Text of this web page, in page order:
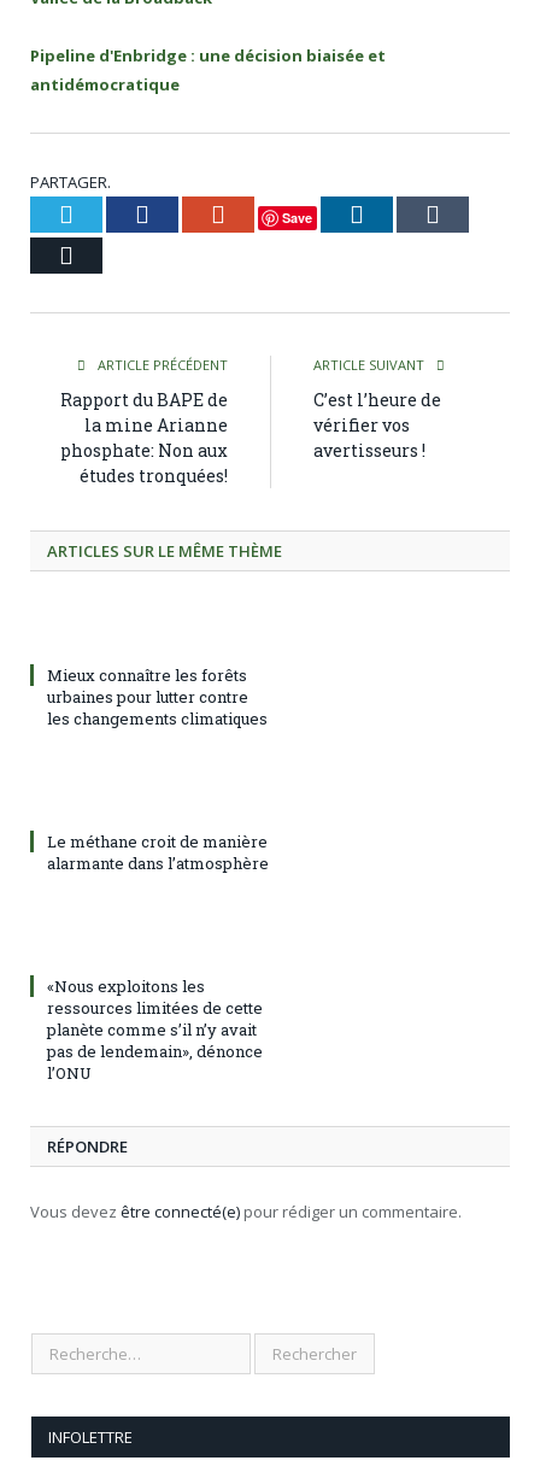
Pipeline d'Enbridge : une décision biaisée et
antidémocratique
PARTAGER.
Twitter Facebook Google+
Save LinkedIn
ARTICLE PRÉCÉDENT
Rapport du BAPE de
la mine Arianne
phosphate: Non aux
études tronquées!
ARTICLE SUIVANT
C’est l’heure de
vérifier vos
avertisseurs !
ARTICLES SUR LE MÊME THÈME
Mieux connaître les forêts
urbaines pour lutter contre
les changements climatiques
Le méthane croit de manière
alarmante dans l’atmosphère
«Nous exploitons les
ressources limitées de cette
planète comme s’il n’y avait
pas de lendemain», dénonce
l’ONU
RÉPONDRE
Vous devez être connecté(e) pour rédiger un commentaire.
INFOLETTRE